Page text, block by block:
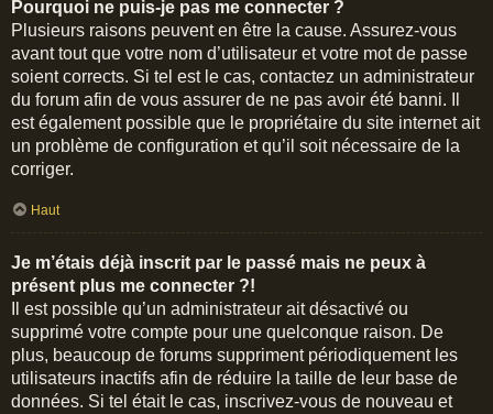
Pourquoi ne puis-je pas me connecter ?
Plusieurs raisons peuvent en être la cause. Assurez-vous
avant tout que votre nom d’utilisateur et votre mot de passe
soient corrects. Si tel est le cas, contactez un administrateur
du forum afin de vous assurer de ne pas avoir été banni. Il
est également possible que le propriétaire du site internet ait
un problème de configuration et qu’il soit nécessaire de la
corriger.
Haut
Je m’étais déjà inscrit par le passé mais ne peux à
présent plus me connecter ?!
Il est possible qu’un administrateur ait désactivé ou
supprimé votre compte pour une quelconque raison. De
plus, beaucoup de forums suppriment périodiquement les
utilisateurs inactifs afin de réduire la taille de leur base de
données. Si tel était le cas, inscrivez-vous de nouveau et